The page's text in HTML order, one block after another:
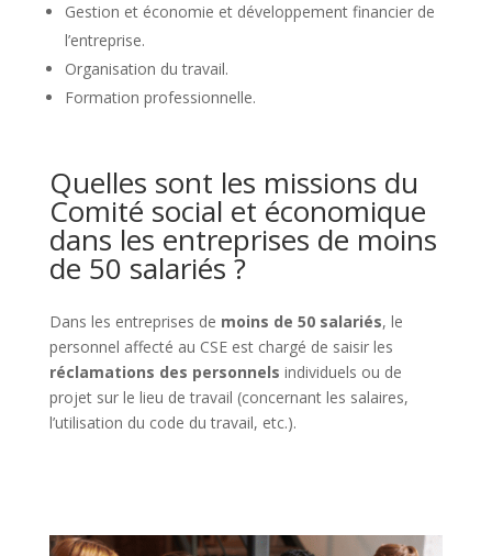
Gestion et économie et développement financier de
l’entreprise.
Organisation du travail.
Formation professionnelle.
Quelles sont les missions du
Comité social et économique
dans les entreprises de moins
de 50 salariés ?
Dans les entreprises de moins de 50 salariés, le
personnel affecté au CSE est chargé de saisir les
réclamations des personnels individuels ou de
projet sur le lieu de travail (concernant les salaires,
l’utilisation du code du travail, etc.).